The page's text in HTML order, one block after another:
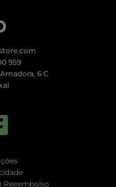
959
6 C
Reeembolso